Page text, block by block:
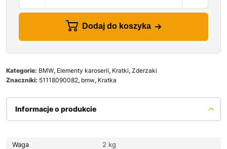
Dodaj do koszyka
Kategorie: BMW, Elementy karoserii, Kratki, Zderzaki
Znaczniki: 51118090082, bmw, Kratka
Informacje o produkcie
Waga
2 kg